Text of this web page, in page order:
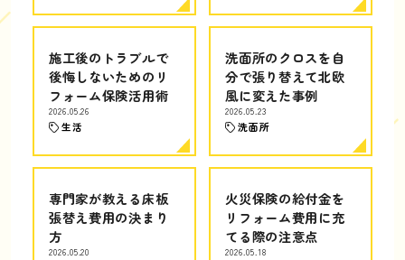
施工後のトラブルで
後悔しないためのリ
フォーム保険活用術
2026.05.26
生活
洗面所のクロスを自
分で張り替えて北欧
風に変えた事例
2026.05.23
洗面所
専門家が教える床板
張替え費用の決まり
方
2026.05.20
火災保険の給付金を
リフォーム費用に充
てる際の注意点
2026.05.18